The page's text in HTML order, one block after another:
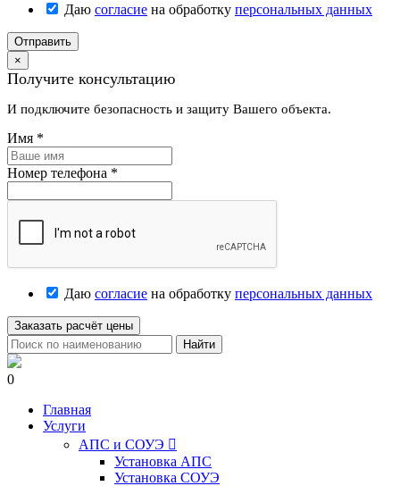
Даю согласие на обработку персональных данных
Отправить
×
Получите консультацию
И подключите безопасность и защиту Вашего объекта.
Имя *
Номер телефона *
Даю согласие на обработку персональных данных
Заказать расчёт цены
Найти
0
Главная
Услуги
АПС и СОУЭ 
Установка АПС
Установка СОУЭ